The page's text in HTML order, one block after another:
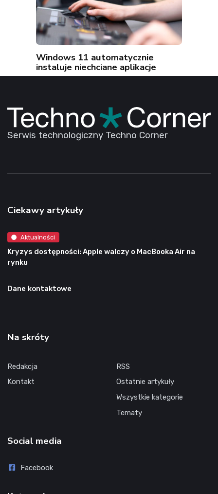
Windows 11 automatycznie
instaluje niechciane aplikacje
Serwis technologiczny Techno Corner
Ciekawy artykuły
Aktualności
Kryzys dostępności: Apple walczy o MacBooka Air na
rynku
Dane kontaktowe
Na skróty
Redakcja
Kontakt
RSS
Ostatnie artykuły
Wszystkie kategorie
Tematy
Social media
Facebook